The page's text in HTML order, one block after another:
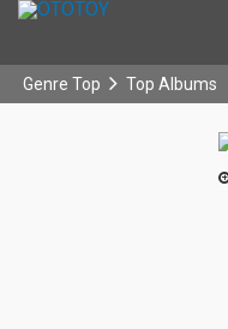
Genre Top Top Albums